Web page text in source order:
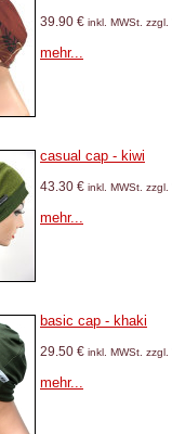
39.90 € inkl. MWSt. zzgl.
mehr...
casual cap - kiwi
43.30 € inkl. MWSt. zzgl.
mehr...
basic cap - khaki
29.50 € inkl. MWSt. zzgl.
mehr...